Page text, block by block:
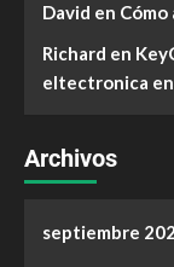
David en
Richard en
eltectronica en
Archivos
septiembre